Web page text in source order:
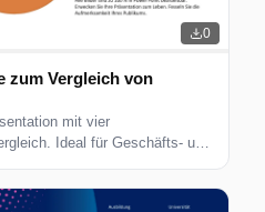
0
zum Vergleich von
mit vier
Ideal für Geschäfts- und